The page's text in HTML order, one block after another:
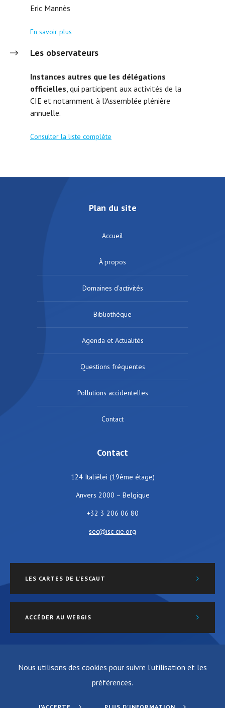
Eric Mannès
En savoir plus
Les observateurs
Instances autres que les délégations
officielles, qui participent aux activités de la
CIE et notamment à l’Assemblée plénière
annuelle.
Consulter la liste complète
Plan du site
Accueil
À propos
Domaines d’activités
Bibliothèque
Agenda et Actualités
Questions fréquentes
Pollutions accidentelles
Contact
Contact
124 Italiëlei (19ème étage)
Anvers 2000 – Belgique
+32 3 206 06 80
sec@isc-cie.org
LES CARTES DE L’ESCAUT
ACCÉDER AU WEBGIS
Site créé par ALIVE & K
Nous utilisons des cookies pour suivre l’utilisation et les
préférences.